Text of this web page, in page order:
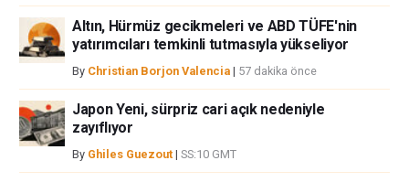
Altın, Hürmüz gecikmeleri ve ABD TÜFE'nin
yatırımcıları temkinli tutmasıyla yükseliyor
By Christian Borjon Valencia | 57 dakika önce
Japon Yeni, sürpriz cari açık nedeniyle
zayıflıyor
By Ghiles Guezout | SS:10 GMT